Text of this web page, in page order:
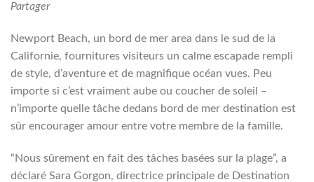
Partager
Newport Beach, un bord de mer area dans le sud de la
Californie, fournitures visiteurs un calme escapade rempli
de style, d’aventure et de magnifique océan vues. Peu
importe si c’est vraiment aube ou coucher de soleil –
n’importe quelle tâche dedans bord de mer destination est
sûr encourager amour entre votre membre de la famille.
“Nous sûrement en fait des tâches basées sur la plage”, a
déclaré Sara Gorgon, directrice principale de Destination